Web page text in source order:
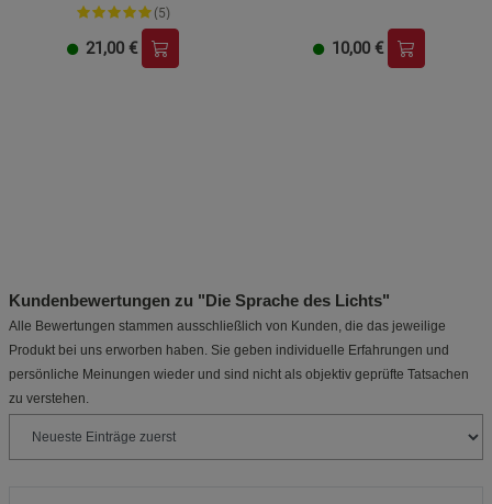
(5)
21,00 € 10,00 €
Kundenbewertungen zu "Die Sprache des Lichts"
Alle Bewertungen stammen ausschließlich von Kunden, die das jeweilige
Produkt bei uns erworben haben. Sie geben individuelle Erfahrungen und
persönliche Meinungen wieder und sind nicht als objektiv geprüfte Tatsachen
zu verstehen.